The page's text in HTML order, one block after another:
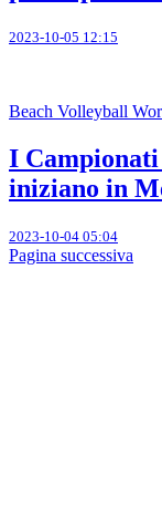
2023-10-05 12:15
Beach Volleyball
I
iniziano in
2023-10-04 05:04
Pagina successiva